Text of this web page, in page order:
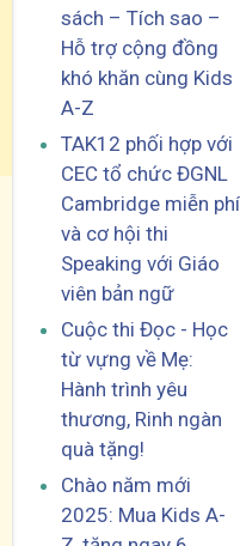
sách – Tích sao –
Hỗ trợ cộng đồng
khó khăn cùng Kids
A-Z
TAK12 phối hợp với
CEC tổ chức ĐGNL
Cambridge miễn phí
và cơ hội thi
Speaking với Giáo
viên bản ngữ
Cuộc thi Đọc - Học
từ vựng về Mẹ:
Hành trình yêu
thương, Rinh ngàn
quà tặng!
Chào năm mới
2025: Mua Kids A-